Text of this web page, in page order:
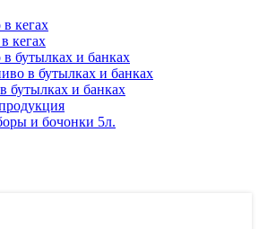
кегах
кегах
бутылках и банках
в бутылках и банках
бутылках и банках
и бочонки 5л.